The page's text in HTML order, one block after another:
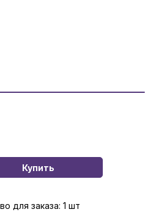
Купить
для заказа: 1 шт